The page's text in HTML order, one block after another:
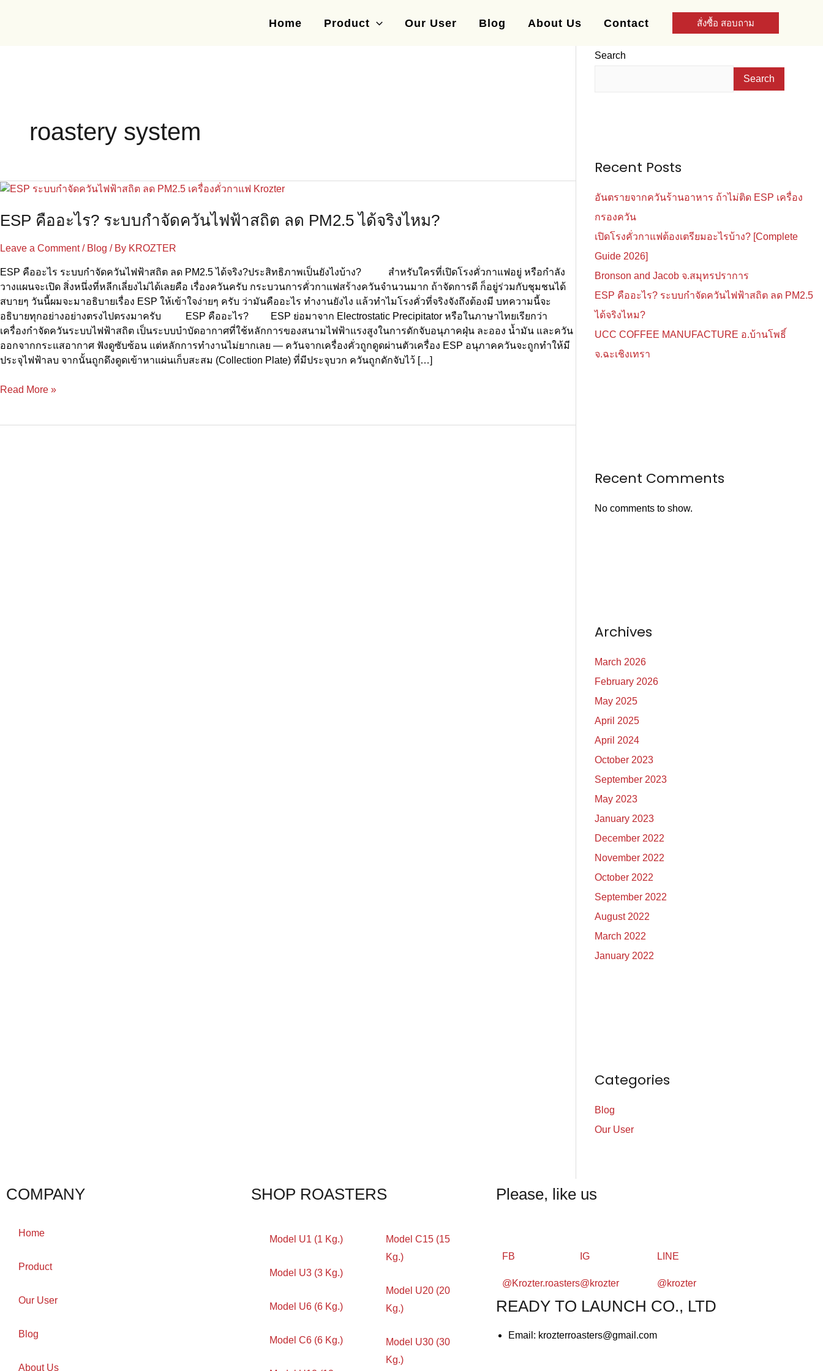
Home Product Our User Blog About Us Contact สั่งซื้อ สอบถาม
roastery system
ESP คืออะไร? ระบบกำจัดควันไฟฟ้าสถิต ลด PM2.5 ได้จริงไหม?
Leave a Comment / Blog / By KROZTER
ESP คืออะไร ระบบกำจัดควันไฟฟ้าสถิต ลด PM2.5 ได้จริง?ประสิทธิภาพเป็นยังไงบ้าง? สำหรับใครที่เปิดโรงคั่วกาแฟอยู่ หรือกำลัง
วางแผนจะเปิด สิ่งหนึ่งที่หลีกเลี่ยงไม่ได้เลยคือ เรื่องควันครับ กระบวนการคั่วกาแฟสร้างควันจำนวนมาก ถ้าจัดการดี ก็อยู่ร่วมกับชุมชนได้
สบายๆ วันนี้ผมจะมาอธิบายเรื่อง ESP ให้เข้าใจง่ายๆ ครับ ว่ามันคืออะไร ทำงานยังไง แล้วทำไมโรงคั่วที่จริงจังถึงต้องมี บทความนี้จะ
อธิบายทุกอย่างอย่างตรงไปตรงมาครับ ESP คืออะไร? ESP ย่อมาจาก Electrostatic Precipitator หรือในภาษาไทยเรียกว่า
เครื่องกำจัดควันระบบไฟฟ้าสถิต เป็นระบบบำบัดอากาศที่ใช้หลักการของสนามไฟฟ้าแรงสูงในการดักจับอนุภาคฝุ่น ละออง น้ำมัน และควัน
ออกจากกระแสอากาศ ฟังดูซับซ้อน แต่หลักการทำงานไม่ยากเลย — ควันจากเครื่องคั่วถูกดูดผ่านตัวเครื่อง ESP อนุภาคควันจะถูกทำให้มี
ประจุไฟฟ้าลบ จากนั้นถูกดึงดูดเข้าหาแผ่นเก็บสะสม (Collection Plate) ที่มีประจุบวก ควันถูกดักจับไว้ […]
ESP
อะไร?
กำจัด
ไฟฟ้าสถิต
ลด
PM2.5
ได้
จริง
ไหม?
Read More »
Search
Search
Recent Posts
อันตรายจากควันร้านอาหาร ถ้าไม่ติด ESP เครื่อง
กรองควัน
เปิดโรงคั่วกาแฟต้องเตรียมอะไรบ้าง? [Complete
Guide 2026]
Bronson and Jacob จ.สมุทรปราการ
ESP คืออะไร? ระบบกำจัดควันไฟฟ้าสถิต ลด PM2.5
ได้จริงไหม?
UCC COFFEE MANUFACTURE อ.บ้านโพธิ์
จ.ฉะเชิงเทรา
Recent Comments
No comments to show.
Archives
March 2026
February 2026
May 2025
April 2025
April 2024
October 2023
September 2023
May 2023
January 2023
December 2022
November 2022
October 2022
September 2022
August 2022
March 2022
January 2022
Categories
Blog
Our User
COMPANY
Home
Product
Our User
Blog
About Us
SHOP ROASTERS
Model U1 (1 Kg.)
Model U3 (3 Kg.)
Model U6 (6 Kg.)
Model C6 (6 Kg.)
Model C15 (15
Kg.)
Model U20 (20
Kg.)
Model U30 (30
Kg.)
Please, like us
FB
@Krozter.roasters
IG
@krozter
LINE
@krozter
READY TO LAUNCH CO., LTD
Email: krozterroasters@gmail.com